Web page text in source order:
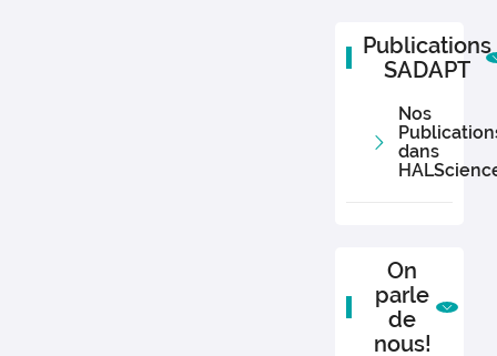
Publications
SADAPT
Nos
dans
On
parle
de
nous!